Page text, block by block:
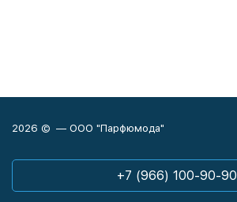
2026 © — ООО "Парфюмода"
+7 (966) 100-90-90